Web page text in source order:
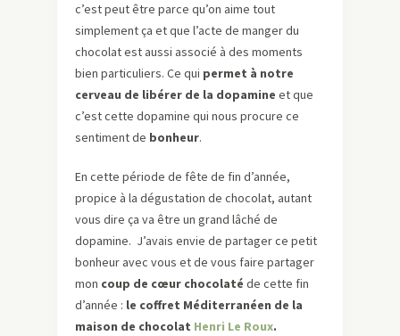
c’est peut être parce qu’on aime tout
simplement ça et que l’acte de manger du
chocolat est aussi associé à des moments
bien particuliers. Ce qui permet à notre
cerveau de libérer de la dopamine et que
c’est cette dopamine qui nous procure ce
sentiment de bonheur.
En cette période de fête de fin d’année,
propice à la dégustation de chocolat, autant
vous dire ça va être un grand lâché de
dopamine. J’avais envie de partager ce petit
bonheur avec vous et de vous faire partager
mon coup de cœur chocolaté de cette fin
d’année : le coffret Méditerranéen de la
maison de chocolat Henri Le Roux.